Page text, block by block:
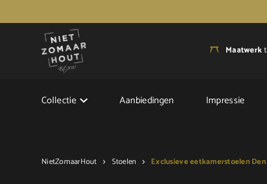
Maatwerk
Collectie Aanbiedingen Impressie
NietZomaarHout Stoelen Exclusieve eetkamerstoelen Den